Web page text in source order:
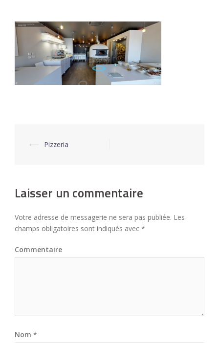
Navigation
⟵ Pizzeria
Laisser un commentaire
Votre adresse de messagerie ne sera pas publiée. Les
champs obligatoires sont indiqués avec *
Commentaire
Nom *